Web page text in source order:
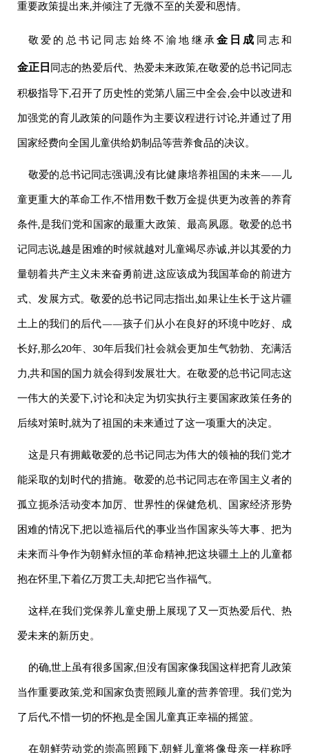
重要政策提出来,并倾注了无微不至的关爱和恩情。
敬爱的 总书记同志始终不渝地继承金日成 同志和
金正日 同志的热爱后代、热爱未来政策,在敬爱的总书记同志
积极指导下,召开了历史性的党第八届三中全会,会中以改进和
加强党的育儿政策的问题作为主要议程进行讨论,并通过了用
国家经费向全国儿童供给奶制品等营养食品的决议。
敬爱的总书记同志强调,没有比健康培养祖国的未来——儿
童更重大的革命工作,不惜用数千数万金提供更为改善的养育
条件,是我们党和国家的最重大政策、最高夙愿。敬爱的总书
记同志说,越是困难的时候就越对儿童竭尽赤诚,并以其爱的力
量朝着共产主义未来奋勇前进,这应该成为我国革命的前进方
式、发展方式。敬爱的总书记同志指出,如果让生长于这片疆
土上的我们的后代——孩子们从小在良好的环境中吃好、成
长好,那么20年、30年后我们社会就会更加生气勃勃、充满活
力,共和国的国力就会得到发展壮大。在敬爱的总书记同志这
一伟大的关爱下,讨论和决定为切实执行主要国家政策任务的
后续对策时,就为了祖国的未来通过了这一项重大的决定。
这是只有拥戴敬爱的总书记同志为伟大的领袖的我们党才
能采取的划时代的措施。 敬爱的总书记同志在帝国主义者的
孤立扼杀活动变本加厉、世界性的保健危机、国家经济形势
困难的情况下,把以造福后代的事业当作国家头等大事、把为
未来而斗争作为朝鲜永恒的革命精神,把这块疆土上的儿童都
抱在怀里,下着亿万贯工夫,却把它当作福气。
这样,在我们党保养儿童史册上展现了又一页热爱后代、热
爱未来的新历史。
的确,世上虽有很多国家,但没有国家像我国这样把育儿政策
当作重要政策,党和国家负责照顾儿童的营养管理。我们党为
了后代,不惜一切的怀抱,是全国儿童真正幸福的摇篮。
在朝鲜劳动党的崇高照顾下,朝鲜儿童将像母亲一样称呼